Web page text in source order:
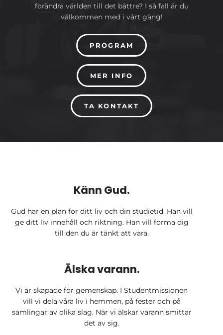
förändra världen till det bättre? I så fall är du
välkommen med i vårt gäng!
PROGRAM
MER INFO
TA KONTAKT
Känn Gud.
Gud har en plan för ditt liv och din studietid. Han vill
ge ditt liv innehåll och riktning. Han vill forma dig
till den du är tänkt att vara.
Älska varann.
Vi är skapade för gemenskap. I Studentmissionen
vill vi dela våra liv i hemmen, på fester och på
samlingar av olika slag. När vi älskar varann smittar
det av sig.